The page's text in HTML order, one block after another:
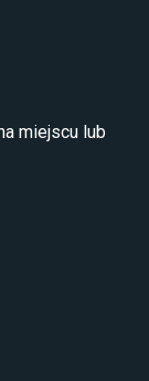
miejscu lub